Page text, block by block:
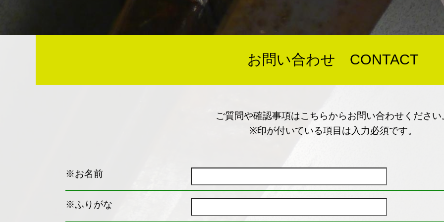
お問い合わせ CONTACT
ご質問や確認事項はこちらからお問い合わせください
※印が付いている項目は入力必須です。
※お名前
※ふりがな